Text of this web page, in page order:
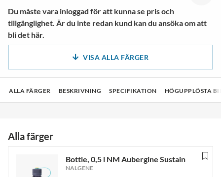
Du måste vara inloggad för att kunna se pris och
tillgänglighet. Är du inte redan kund kan du ansöka om att
bli det här.
VISA ALLA FÄRGER
ALLA FÄRGER BESKRIVNING SPECIFIKATION HÖGUPPLÖSTA
Alla färger
Bottle, 0,5 l NM Aubergine Sustain
NALGENE